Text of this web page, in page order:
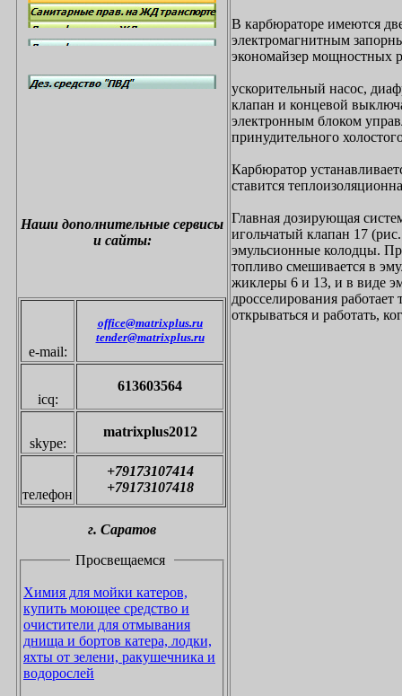
Наши дополнительные сервисы
и сайты:
e-mail:
office@matrixplus.ru
tender@matrixplus.ru
icq:
613603564
skype:
matrixplus2012
телефон
+79173107414
+79173107418
г. Саратов
Просвещаемся
Химия для мойки катеров,
купить моющее средство и
очистители для отмывания
днища и бортов катера, лодки,
яхты от зелени, ракушечника и
водорослей
В карбюраторе имеются
электромагнитным
экономайзер мощностных
ускорительный насос,
клапан и концевой
электронным блоком
принудительного
Карбюратор
ставится
Главная дозирующая
игольчатый клапан 17
эмульсионные колодцы.
топливо смешивается в
жиклеры 6 и 13, и в виде
дросселирования
открываться и работать,